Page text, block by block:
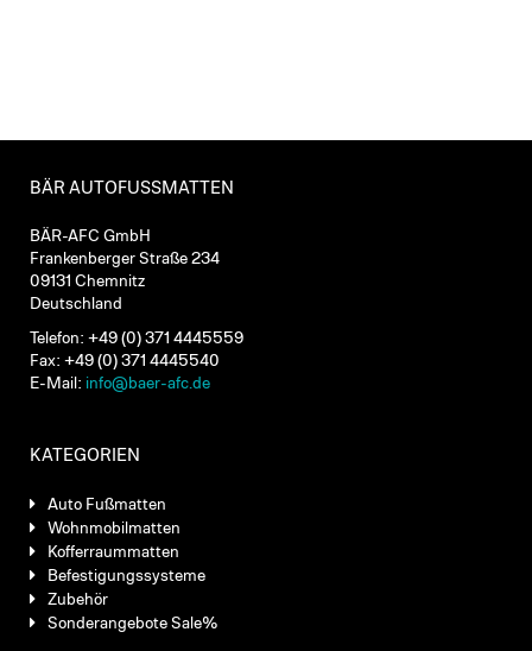
BÄR AUTOFUSSMATTEN
BÄR-AFC GmbH
Frankenberger Straße 234
09131 Chemnitz
Deutschland
Telefon: +49 (0) 371 4445559
Fax: +49 (0) 371 4445540
E-Mail: info@baer-afc.de
KATEGORIEN
Auto Fußmatten
Wohnmobilmatten
Kofferraummatten
Befestigungssysteme
Zubehör
Sonderangebote Sale%